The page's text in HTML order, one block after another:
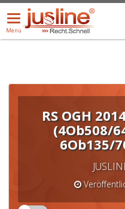
Menü
öffnen/schließen
Menü
ALLE DROPDOWN:
RS OGH
(4Ob508/
6Ob135/